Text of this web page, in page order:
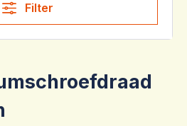
Filter